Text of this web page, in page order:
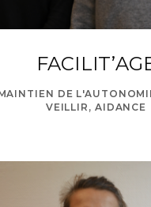
DE
VEILLIR, AIDANCE